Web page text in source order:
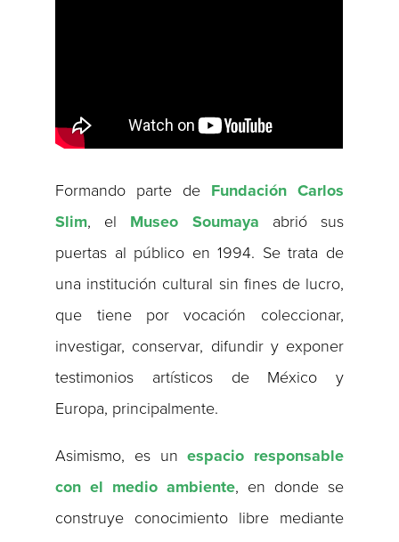
Formando parte de Fundación Carlos
Slim, el Museo Soumaya abrió sus
puertas al público en 1994. Se trata de
una institución cultural sin fines de lucro,
que tiene por vocación coleccionar,
investigar, conservar, difundir y exponer
testimonios artísticos de México y
Europa, principalmente.
Asimismo, es unespacio responsable
con el medio ambiente, en donde se
construye conocimiento libre mediante